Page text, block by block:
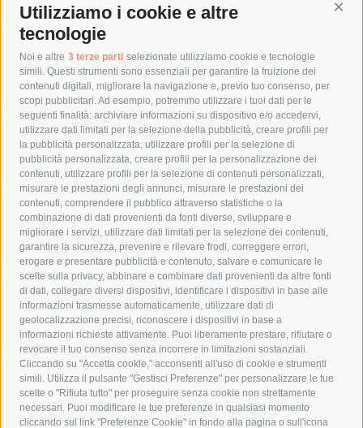
Utilizziamo i cookie e altre
tecnologie
Noi e altre 3 terze parti selezionate utilizziamo cookie e tecnologie
simili. Questi strumenti sono essenziali per garantire la fruizione dei
contenuti digitali, migliorare la navigazione e, previo tuo consenso, per
scopi pubblicitari. Ad esempio, potremmo utilizzare i tuoi dati per le
seguenti finalità: archiviare informazioni su dispositivo e/o accedervi,
utilizzare dati limitati per la selezione della pubblicità, creare profili per
la pubblicità personalizzata, utilizzare profili per la selezione di
pubblicità personalizzata, creare profili per la personalizzazione dei
contenuti, utilizzare profili per la selezione di contenuti personalizzati,
misurare le prestazioni degli annunci, misurare le prestazioni dei
contenuti, comprendere il pubblico attraverso statistiche o la
combinazione di dati provenienti da fonti diverse, sviluppare e
migliorare i servizi, utilizzare dati limitati per la selezione dei contenuti,
garantire la sicurezza, prevenire e rilevare frodi, correggere errori,
erogare e presentare pubblicità e contenuto, salvare e comunicare le
scelte sulla privacy, abbinare e combinare dati provenienti da altre fonti
di dati, collegare diversi dispositivi, identificare i dispositivi in base alle
informazioni trasmesse automaticamente, utilizzare dati di
geolocalizzazione precisi, riconoscere i dispositivi in base a
informazioni richieste attivamente. Puoi liberamente prestare, rifiutare o
revocare il tuo consenso senza incorrere in limitazioni sostanziali.
Cliccando su "Accetta cookie," acconsenti all'uso di cookie e strumenti
simili. Utilizza il pulsante "Gestisci Preferenze" per personalizzare le tue
scelte o "Rifiuta tutto" per proseguire senza cookie non strettamente
necessari. Puoi modificare le tue preferenze in qualsiasi momento
cliccando sul link "Preferenze Cookie" in fondo alla pagina o sull'icona
Tag
acqua allerta meteo
anas
area marina protetta di punta campanella
arresto
Asl Napoli 3 sud
capitaneria di porto capri
carabinieri
castellammare di stabia
circumvesuviana
comune di sorrento
concerto
contagi
costiera amalfitana
covid-19 eav
elezioni
fondazione sorrento
gori guardia costiera
incidente
lavori
lorenzo balducelli mare
massa lubrense
massimo coppola
Meta napoli
ordinanza
penisola sorrentina
piano di sorrento
polizia municipale
protezione civile
Regione Campania
sant'agnello
sindaco cuomo
sorrento studenti temporali
treni
turismo
Vico Equense villa fiorentino vincenzo de luca